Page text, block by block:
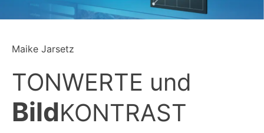
Maike Jarsetz
TONWERTE und
BildKONTRAST